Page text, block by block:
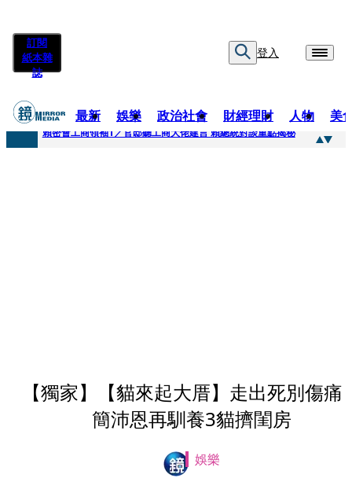
訂閱
紙本雜
誌
登入
最新 娛樂 政治社會 財經理財 人物 美
快訊
賴密會工商領袖1／官邸聽工商大佬建言 賴總統對談重點揭秘
【獨家】【貓來起大厝】走出死別傷
簡沛恩再馴養3貓擠閨房
娛樂